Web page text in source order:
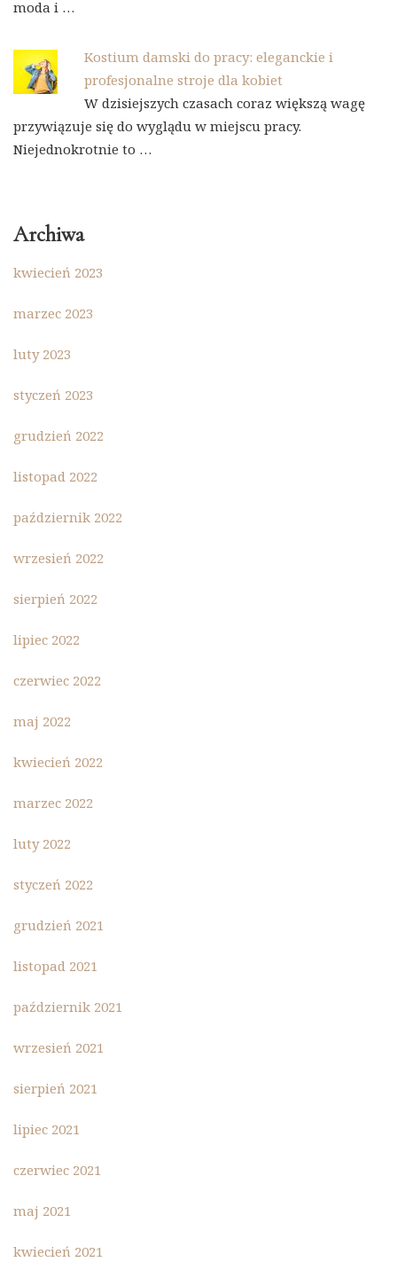
moda i …
Kostium damski do pracy: eleganckie i
profesjonalne stroje dla kobiet
W dzisiejszych czasach coraz większą wagę
przywiązuje się do wyglądu w miejscu pracy.
Niejednokrotnie to …
Archiwa
kwiecień 2023
marzec 2023
luty 2023
styczeń 2023
grudzień 2022
listopad 2022
październik 2022
wrzesień 2022
sierpień 2022
lipiec 2022
czerwiec 2022
maj 2022
kwiecień 2022
marzec 2022
luty 2022
styczeń 2022
grudzień 2021
listopad 2021
październik 2021
wrzesień 2021
sierpień 2021
lipiec 2021
czerwiec 2021
maj 2021
kwiecień 2021